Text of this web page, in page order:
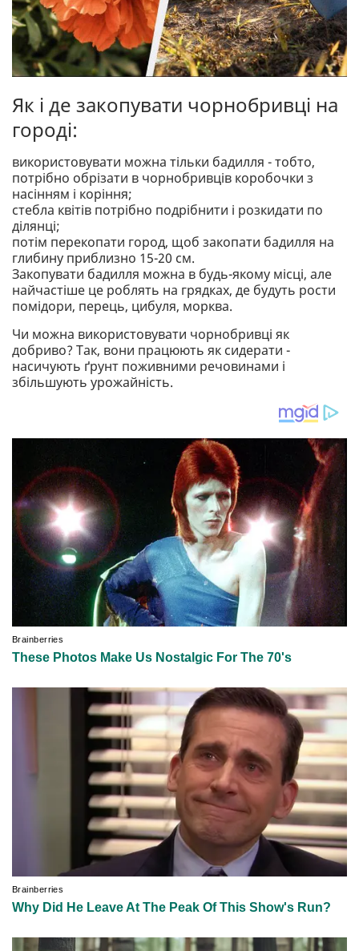
Як і де закопувати чорнобривці на
городі:
використовувати можна тільки бадилля - тобто,
потрібно обрізати в чорнобривців коробочки з
насінням і коріння;
стебла квітів потрібно подрібнити і розкидати по
ділянці;
потім перекопати город, щоб закопати бадилля на
глибину приблизно 15-20 см.
Закопувати бадилля можна в будь-якому місці, але
найчастіше це роблять на грядках, де будуть рости
помідори, перець, цибуля, морква.
Чи можна використовувати чорнобривці як
добриво? Так, вони працюють як сидерати -
насичують ґрунт поживними речовинами і
збільшують урожайність.